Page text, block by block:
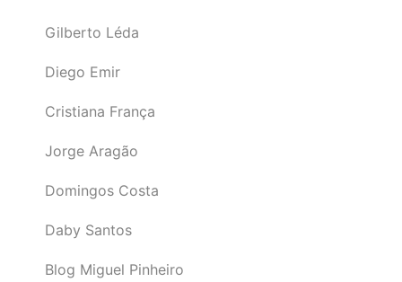
Gilberto Léda
Diego Emir
Cristiana França
Jorge Aragão
Domingos Costa
Daby Santos
Blog Miguel Pinheiro